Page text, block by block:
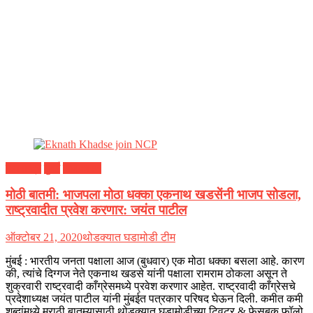
मोठी बातमी: भाजपला मोठा धक्का एकनाथ खडसेंनी भाजप सोडला,
राष्ट्रवादीत प्रवेश करणार: जयंत पाटील
ऑक्टोबर 21, 2020थोडक्यात घडामोडी टीम
मुंबई : भारतीय जनता पक्षाला आज (बुधवार) एक मोठा धक्का बसला आहे. कारण
की, त्यांचे दिग्गज नेते एकनाथ खडसे यांनी पक्षाला रामराम ठोकला असून ते
शुक्रवारी राष्ट्रवादी काँग्रेसमध्ये प्रवेश करणार आहेत. राष्ट्रवादी काँग्रेसचे
प्रदेशाध्यक्ष जयंत पाटील यांनी मुंबईत पत्रकार परिषद घेऊन दिली. कमीत कमी